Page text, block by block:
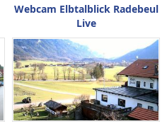
Webcam Elbtalblick Radebeul
Live